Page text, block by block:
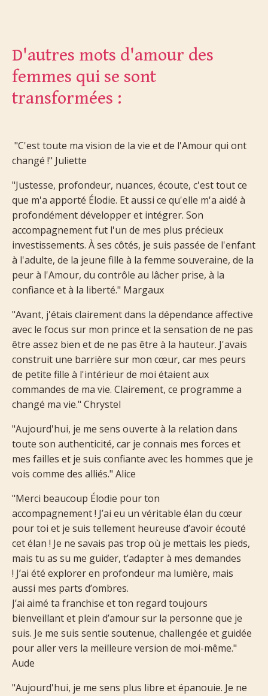
D'autres mots d'amour des
femmes qui se sont
transformées :
"C'est toute ma vision de la vie et de l'Amour qui ont
changé !" Juliette
"Justesse, profondeur, nuances, écoute, c'est tout ce
que m'a apporté Élodie. Et aussi ce qu'elle m'a aidé à
profondément développer et intégrer. Son
accompagnement fut l'un de mes plus précieux
investissements. À ses côtés, je suis passée de l'enfant
à l'adulte, de la jeune fille à la femme souveraine, de la
peur à l'Amour, du contrôle au lâcher prise, à la
confiance et à la liberté." Margaux
"Avant, j'étais clairement dans la dépendance affective
avec le focus sur mon prince et la sensation de ne pas
être assez bien et de ne pas être à la hauteur. J'avais
construit une barrière sur mon cœur, car mes peurs
de petite fille à l'intérieur de moi étaient aux
commandes de ma vie. Clairement, ce programme a
changé ma vie." Chrystel
"Aujourd'hui, je me sens ouverte à la relation dans
toute son authenticité, car je connais mes forces et
mes failles et je suis confiante avec les hommes que je
vois comme des alliés." Alice
"Merci beaucoup Élodie pour ton
accompagnement ! J’ai eu un véritable élan du cœur
pour toi et je suis tellement heureuse d’avoir écouté
cet élan ! Je ne savais pas trop où je mettais les pieds,
mais tu as su me guider, t’adapter à mes demandes
! J’ai été explorer en profondeur ma lumière, mais
aussi mes parts d’ombres.
J’ai aimé ta franchise et ton regard toujours
bienveillant et plein d’amour sur la personne que je
suis. Je me suis sentie soutenue, challengée et guidée
pour aller vers la meilleure version de moi-même."
Aude
"Aujourd'hui, je me sens plus libre et épanouie. Je ne